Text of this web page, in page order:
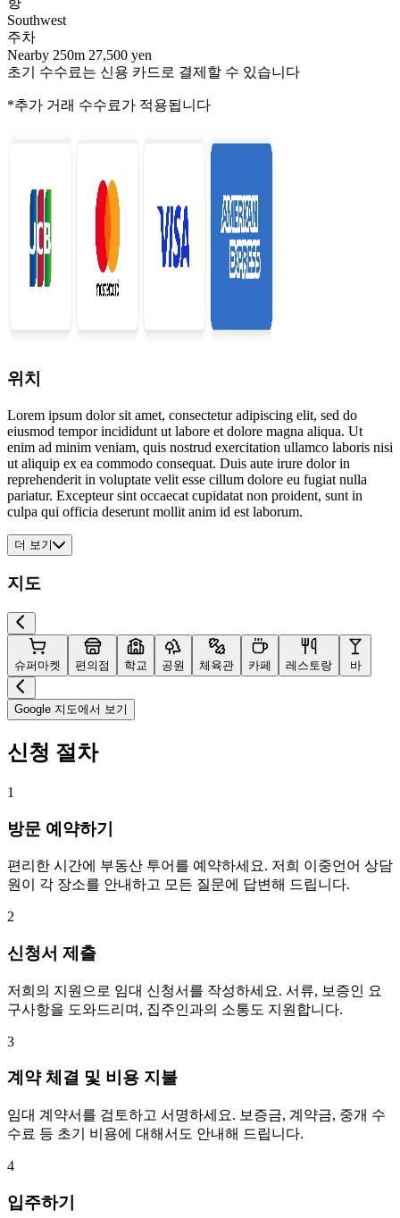
Southwest
주차
Nearby 250m 27,500 yen
초기 수수료는 신용 카드로 결제할 수 있습니다
*추가 거래 수수료가 적용됩니다
위치
Lorem ipsum dolor sit amet, consectetur adipiscing elit, sed do
eiusmod tempor incididunt ut labore et dolore magna aliqua. Ut
enim ad minim veniam, quis nostrud exercitation ullamco laboris nisi
ut aliquip ex ea commodo consequat. Duis aute irure dolor in
reprehenderit in voluptate velit esse cillum dolore eu fugiat nulla
pariatur. Excepteur sint occaecat cupidatat non proident, sunt in
culpa qui officia deserunt mollit anim id est laborum.
더 보기
지도
슈퍼마켓 편의점 학교 공원 체육관 카페 레스토랑 바
Google 지도에서 보기
신청 절차
1
방문 예약하기
편리한 시간에 부동산 투어를 예약하세요. 저희 이중언어 상담
원이 각 장소를 안내하고 모든 질문에 답변해 드립니다.
2
신청서 제출
저희의 지원으로 임대 신청서를 작성하세요. 서류, 보증인 요
구사항을 도와드리며, 집주인과의 소통도 지원합니다.
3
계약 체결 및 비용 지불
임대 계약서를 검토하고 서명하세요. 보증금, 계약금, 중개 수
수료 등 초기 비용에 대해서도 안내해 드립니다.
4
입주하기